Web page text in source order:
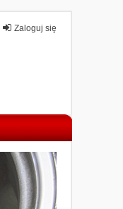
Zaloguj się